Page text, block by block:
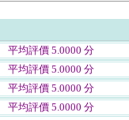
平均評價 5.0000 分
平均評價 5.0000 分
平均評價 5.0000 分
平均評價 5.0000 分